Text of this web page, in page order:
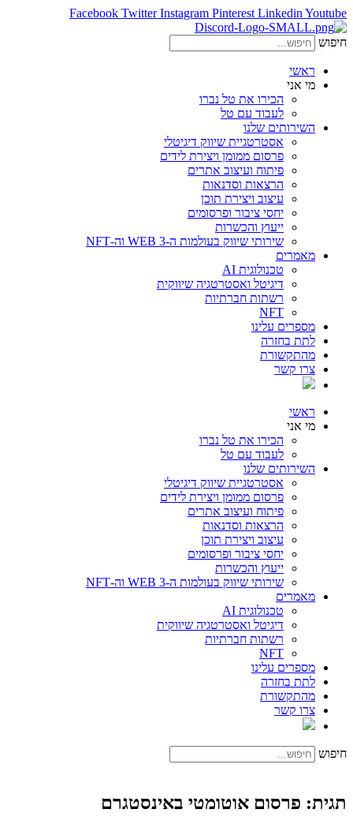
Facebook Twitter Instagram Pinterest Linkedin Youtube
חיפוש
ראשי
מי אני
הכירו את טל נברו
לעבוד עם טל
השירותים שלנו
אסטרטגיית שיווק דיגיטלי
פרסום ממומן ויצירת לידים
פיתוח ועיצוב אתרים
הרצאות וסדנאות
עיצוב ויצירת תוכן
יחסי ציבור ופרסומים
ייעוץ והכשרות
שירותי שיווק בעולמות ה-WEB 3 וה-NFT
מאמרים
טכנולוגית AI
דיגיטל ואסטרטגיה שיווקית
רשתות חברתיות
NFT
מספרים עלינו
לתת בחזרה
מהתקשורת
צרו קשר
ראשי
מי אני
הכירו את טל נברו
לעבוד עם טל
השירותים שלנו
אסטרטגיית שיווק דיגיטלי
פרסום ממומן ויצירת לידים
פיתוח ועיצוב אתרים
הרצאות וסדנאות
עיצוב ויצירת תוכן
יחסי ציבור ופרסומים
ייעוץ והכשרות
שירותי שיווק בעולמות ה-WEB 3 וה-NFT
מאמרים
טכנולוגית AI
דיגיטל ואסטרטגיה שיווקית
רשתות חברתיות
NFT
מספרים עלינו
לתת בחזרה
מהתקשורת
צרו קשר
חיפוש
תגית: פרסום אוטומטי באינסטגרם